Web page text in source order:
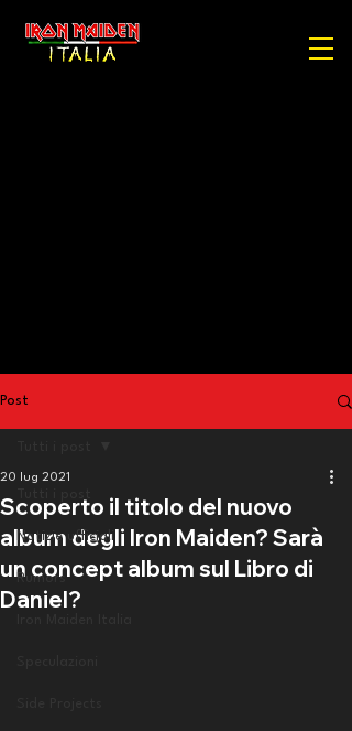
Post
Notizie ufficiali
Rumors
Scoperto il titolo del nuovo
album degli Iron Maiden? Sarà
un concept album sul Libro di
Daniel?
20 lug 2021